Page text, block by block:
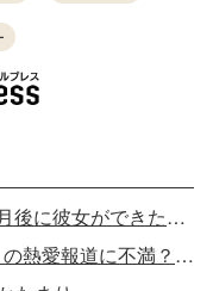
【写真】水川かたまり「離婚の3か月後に彼女ができた」鈴木もぐらが暴露
【写真】鈴木もぐら、水川かたまりの熱愛報道に不満？「会わせろって話」